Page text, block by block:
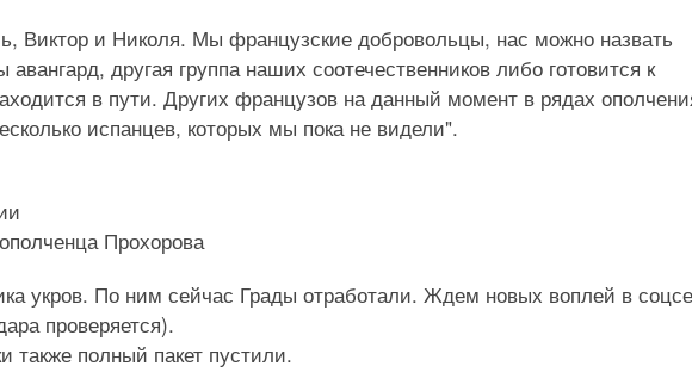
Виктор и Николя. Мы французские добровольцы, нас можно назвать
другая группа наших соотечественников либо готовится к
в пути. Других французов на данный момент в рядах
испанцев, которых мы пока не видели".
Прохорова
укров. По ним сейчас Грады отработали. Ждем новых воплей в
проверяется).
также полный пакет пустили.